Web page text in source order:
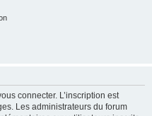
connecter. L’inscription est
Les administrateurs du forum